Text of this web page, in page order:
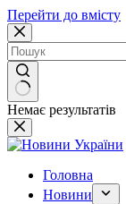
Перейти до вмісту
Немає результатів
Головна
Новини